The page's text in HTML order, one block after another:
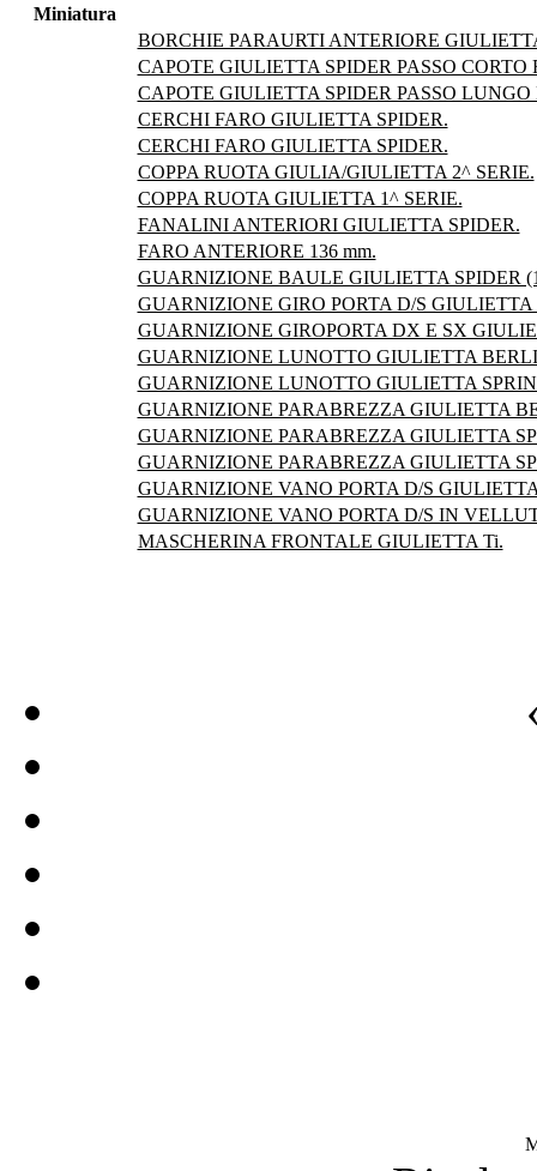
Miniatura
BORCHIE PARAURTI ANTERIORE
CAPOTE GIULIETTA SPIDER PASSO CORTO
CAPOTE GIULIETTA SPIDER PASSO LUNGO
CERCHI FARO GIULIETTA SPIDER.
CERCHI FARO GIULIETTA SPIDER.
COPPA RUOTA GIULIA/GIULIETTA 2^ SERIE.
COPPA RUOTA GIULIETTA 1^ SERIE.
FANALINI ANTERIORI GIULIETTA SPIDER.
FARO ANTERIORE 136 mm.
GUARNIZIONE BAULE GIULIETTA SPIDER
GUARNIZIONE GIRO PORTA D/S
GUARNIZIONE GIROPORTA DX E SX
GUARNIZIONE LUNOTTO GIULIETTA
GUARNIZIONE LUNOTTO GIULIETTA
GUARNIZIONE PARABREZZA GIULIETTA
GUARNIZIONE PARABREZZA GIULIETTA
GUARNIZIONE PARABREZZA GIULIETTA
GUARNIZIONE VANO PORTA D/S
GUARNIZIONE VANO PORTA D/S IN
MASCHERINA FRONTALE GIULIETTA Ti.